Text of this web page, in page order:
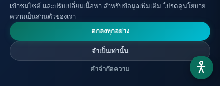
✉️ ส่งคำถาม
📬 รับการอัปเดต
บทความใหม่ส่งตรงถึงอีเมล
เข้าชมไซต์ และปรับเปลี่ยนเนื้อหา สำหรับข้อมูลเพิ่มเติม โปรดดูนโยบาย
ความเป็นส่วนตัวของเรา
ตกลงทุกอย่าง
จำเป็นเท่านั้น
คำจำกัดความ